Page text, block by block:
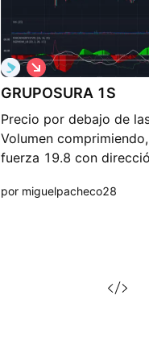
GRUPOSURA 1S
Precio por debajo de
Volumen
fuerza 19.8 con
colombiano bajista
C
o
r
o
por miguelpacheco28